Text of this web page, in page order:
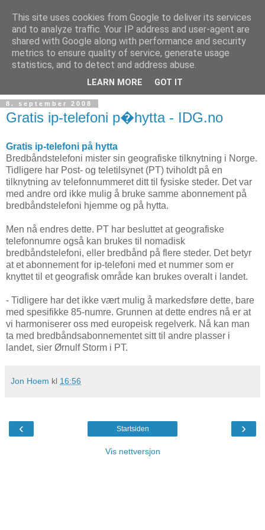
Teknologinyheter
8. september 2008
Gratis ip-telefoni p�hytta - IDG.no
Gratis ip-telefoni på hytta
Bredbåndstelefoni mister sin geografiske tilknytning i Norge.
Tidligere har Post- og teletilsynet (PT) tviholdt på en
tilknytning av telefonnummeret ditt til fysiske steder. Det var
med andre ord ikke mulig å bruke samme abonnement på
bredbåndstelefoni hjemme og på hytta.
Men nå endres dette. PT har besluttet at geografiske
telefonnumre også kan brukes til nomadisk
bredbåndstelefoni, eller bredbånd på flere steder. Det betyr
at et abonnement for ip-telefoni med et nummer som er
knyttet til et geografisk område kan brukes overalt i landet.
- Tidligere har det ikke vært mulig å markedsføre dette, bare
med spesifikke 85-numre. Grunnen at dette endres nå er at
vi harmoniserer oss med europeisk regelverk. Nå kan man
ta med bredbåndsabonnementet sitt til andre plasser i
landet, sier Ørnulf Storm i PT.
Jon Hoem kl 16:56
‹ ›
Startsiden
Vis nettversjon
This site uses cookies from Google to deliver its services
and to analyze traffic. Your IP address and user-agent are
shared with Google along with performance and security
metrics to ensure quality of service, generate usage
statistics, and to detect and address abuse.
LEARN MORE GOT IT